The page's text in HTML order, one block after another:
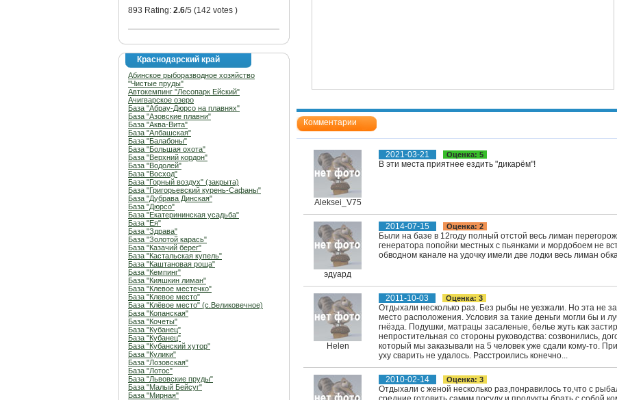
893 Rating: 2.6/5 (142 votes )
Краснодарский край
Абинское рыборазводное хозяйство
"Чистые пруды"
Автокемпинг "Лесопарк Ейский"
Ачигварское озеро
База "Абрау-Дюрсо на плавнях"
База "Азовские плавни"
База "Аква-Вита"
База "Албашская"
База "Балабоны"
База "Большая охота"
База "Верхний кордон"
База "Водолей"
База "Восход"
База "Горный воздух" (закрыта)
База "Григорьевский курень-Сафаны"
База "Дубрава Динская"
База "Дюрсо"
База "Екатерининская усадьба"
База "Ея"
База "Здрава"
База "Золотой карась"
База "Казачий берег"
База "Кастальская купель"
База "Каштановая роща"
База "Кемпинг"
База "Кияшкин лиман"
База "Клевое местечко"
База "Клевое место"
База "Клёвое место" (с.Великовечное)
База "Копанская"
База "Кочеты"
База "Кубанец"
База "Кубанец"
База "Кубанский хутор"
База "Кулики"
База "Лозовская"
База "Лотос"
База "Львовские пруды"
База "Малый Бейсуг"
База "Мирная"
Комментарии
Aleksei_V75
2021-03-21 Оценка: 5
В эти места приятнее ездить "дикарём"!
эдуард
2014-07-15 Оценка: 2
Были на базе в 12году полный отстой весь лиман
генератора попойки местных с пьянками и мордобоем не
обводном канале на удочку имели две лодки весь лиман
Helen
2011-10-03 Оценка: 3
Отдыхали несколько раз. Без рыбы не уезжали. Но эта не
место расположения. Условия за такие деньги могли бы и
гнёзда. Подушки, матрацы засаленые, белье жуть как
непростительная со стороны руководства: созвонились,
который мы заказывали на 5 человек уже сдали кому-то.
уху сварить не удалось. Расстроились конечно...
2010-02-14 Оценка: 3
Отдыхали с женой несколько раз,понравилось то,что с